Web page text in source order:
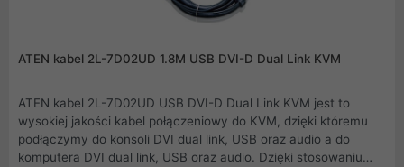
ATEN kabel 2L-7D02UD 1.8M USB DVI-D Dual Link KVM
ATEN kabel 2L-7D02UD USB DVI-D Dual Link KVM jest to
wysokiej jakości kabel połączeniowy do KVM, dzięki któremu
podłączymy do konsoli DVI dual link, USB oraz audio a do
komputera DVI dual link, USB oraz audio. Dzięki stosowaniu